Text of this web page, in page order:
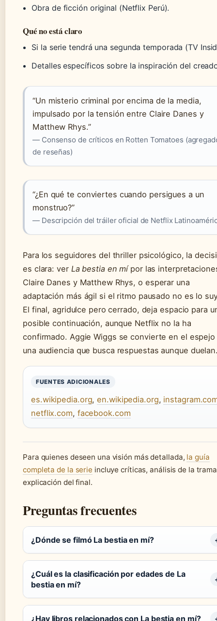
Obra de ficción original (Netflix Perú).
Qué no está claro
Si la serie tendrá una segunda temporada (TV
Detalles específicos sobre la inspiración del
“Un misterio criminal por encima de la media,
impulsado por la tensión entre Claire Danes y
Matthew Rhys.”
— Consenso de críticos en Rotten Tomatoes
de reseñas)
“¿En qué te conviertes cuando persigues a un
monstruo?”
— Descripción del tráiler oficial de Netflix
Para los seguidores del thriller psicológico, la
es clara: ver La bestia en mípor las
Claire Danes y Matthew Rhys, o esperar una
adaptación más ágil si el ritmo pausado no es lo
El final, agridulce pero cerrado, deja espacio para
posible continuación, aunque Netflix no la ha
confirmado. Aggie Wiggs se convierte en el espejo
una audiencia que busca respuestas aunque
FUENTES ADICIONALES
es.wikipedia.org,en.wikipedia.org,
netflix.com, facebook.com
Para quienes deseen una visión más detallada, la guía
completa de la serie incluye críticas, análisis de la
explicación del final.
Preguntas frecuentes
¿Dónde se filmó La bestia en mí?
¿Cuál es la clasificación por edades de La
bestia en mí?
¿Hay libros relacionados con La bestia en mí?